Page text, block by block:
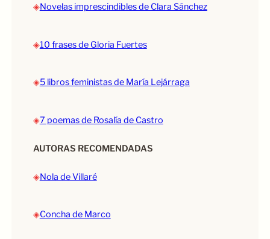
◈Novelas imprescindibles de Clara Sánchez
◈10 frases de Gloria Fuertes
◈5 libros feministas de María Lejárraga
◈7 poemas de Rosalía de Castro
AUTORAS RECOMENDADAS
◈Nola de Villaré
◈Concha de Marco